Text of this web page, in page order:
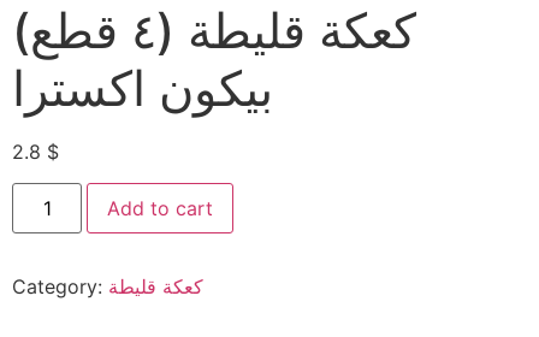
(٤ قطع) كعكة قليطة
بيكون اكسترا
2.8 $
Add to cart
Category: كعكة قليطة